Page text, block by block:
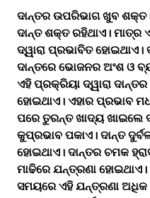
ଦାନ୍ତର ଉପରିଭାଗ ଖୁବ ଶକ୍ତ।
ଦାନ୍ତ ଶକ୍ତ ରହିଥାଏ।
ଦ୍ୱାରା ପ୍ରଭାବିତ
ଦାନ୍ତରେ ଭୋଜନର ଅଂଶ ଓ
ଏହି ପ୍ରକ୍ରିୟା ଦ୍ୱାରା
ହୋଇଥାଏ। ଏହାର ପ୍ରଭାବ
ପରେ ତୁରନ୍ତ ଖାଦ୍ୟ ଖାଇଲେ
କୁପ୍ରଭାବ ପକାଏ। ଦାନ୍ତ
ହୋଇଥାଏ। ଦାନ୍ତର ଚମକ
ମାଢିରେ ଯନ୍ତ୍ରଣା ହୋଇଥାଏ।
ସମୟରେ ଏହି ଯନ୍ତ୍ରଣା ଅଧିକ